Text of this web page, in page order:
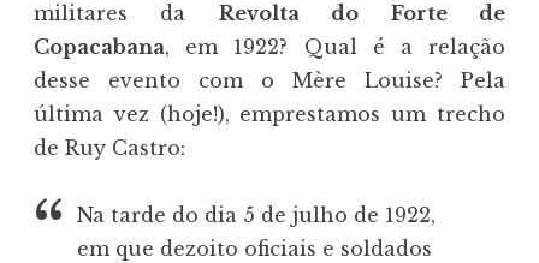
militares da Revolta do Forte de
Copacabana, em 1922? Qual é a relação
desse evento com o Mère Louise? Pela
última vez (hoje!), emprestamos um trecho
de Ruy Castro:
Na tarde do dia 5 de julho de 1922,
em que dezoito oficiais e soldados